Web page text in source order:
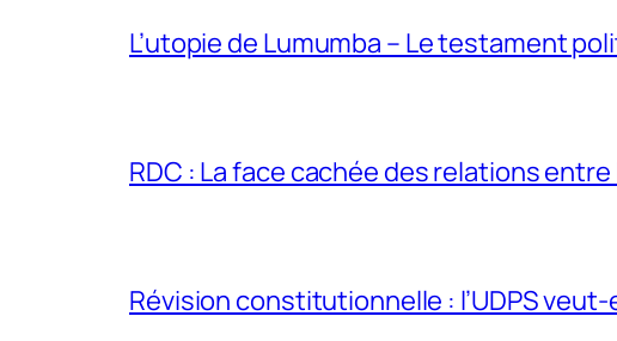
L’utopie de Lumumba – Le testament
RDC : La face cachée des relations
Révision constitutionnelle : l’UDPS veut-